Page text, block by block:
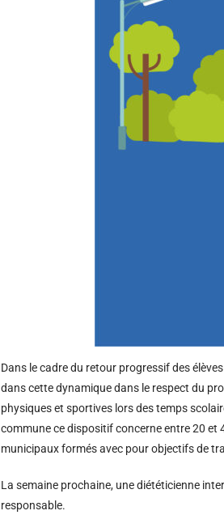
Dans le cadre du retour progressif des
dans cette dynamique dans le respect du
physiques et sportives lors des temps
commune ce dispositif concerne entre 20 et
municipaux formés avec pour objectifs de
La semaine prochaine, une diététicienne
responsable.